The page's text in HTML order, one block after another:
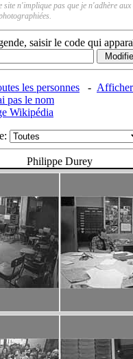
site n'implique pas que je n'adhère aux
saisir le code qui
les personnes -
pas le nom
Wikipédia
Philippe Durey